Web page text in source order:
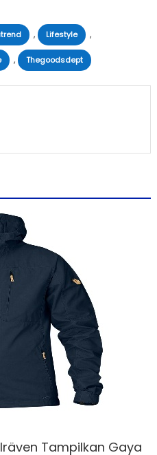
, Lifestyle ,
, Thegoodsdept
Tampilkan Gaya